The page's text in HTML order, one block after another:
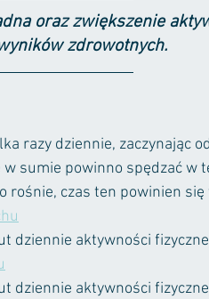
oraz zwiększenie
zdrowotnych.
razy dziennie, zaczynając
sumie powinno spędzać w
czas ten powinien się
dziennie aktywności
dziennie aktywności